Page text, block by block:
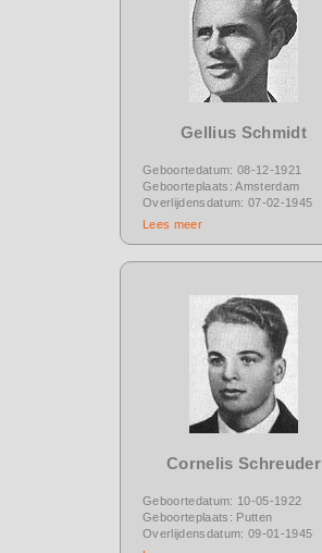
Gellius Schmidt
Geboortedatum: 08-12-1921
Geboorteplaats: Amsterdam
Overlijdensdatum: 07-02-1945
Lees meer
Cornelis Schreuder
Geboortedatum: 10-05-1922
Geboorteplaats: Putten
Overlijdensdatum: 09-01-1945